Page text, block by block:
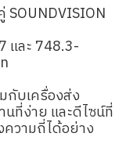
และ 748.3-
กับเครื่องส่ง
ที่ง่าย และดีไซน์ที่
วามถี่ได้อย่าง